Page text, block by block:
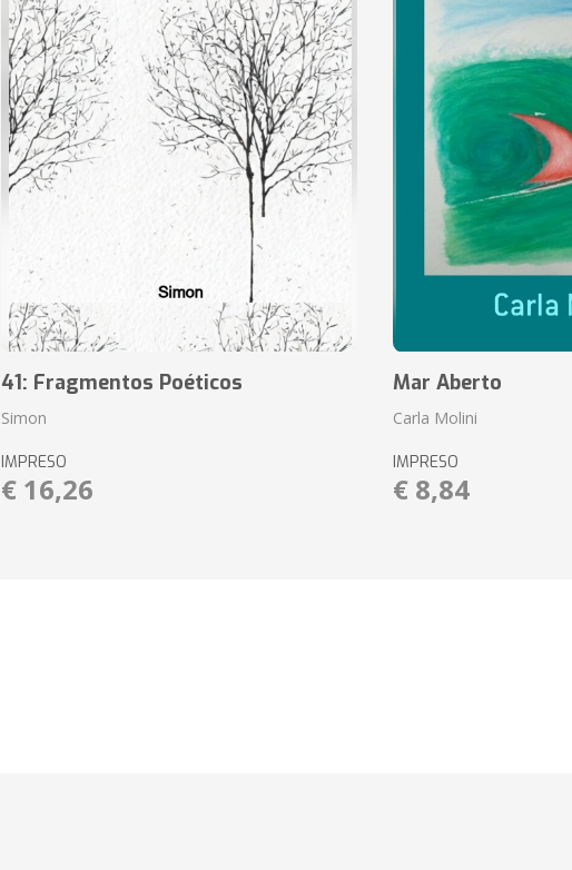
41: Fragmentos Poéticos
Simon
IMPRESO
€ 16,26
Mar Aberto
Carla Molini
IMPRESO
€ 8,84